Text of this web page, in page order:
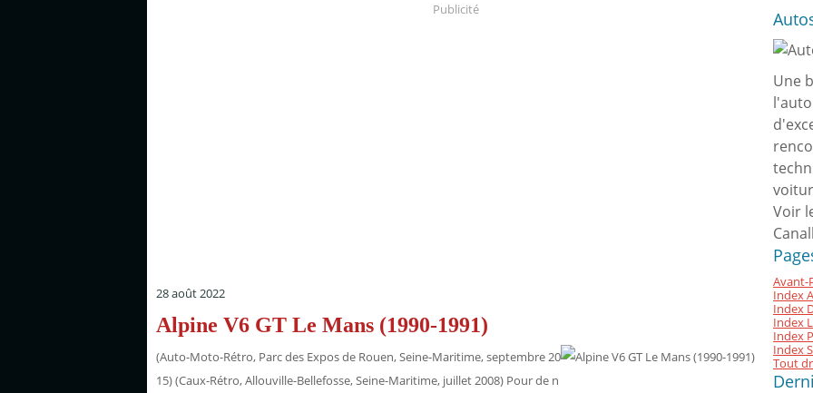
Publicité
28 août 2022
Alpine V6 GT Le Mans (1990-1991)
(Auto-Moto-Rétro, Parc des Expos de Rouen, Seine-Maritime, septembre 20
15) (Caux-Rétro, Allouville-Bellefosse, Seine-Maritime, juillet 2008) Pour de n
Une
Voir
Avant-
Index
Index
Index
Index
Index
Tout